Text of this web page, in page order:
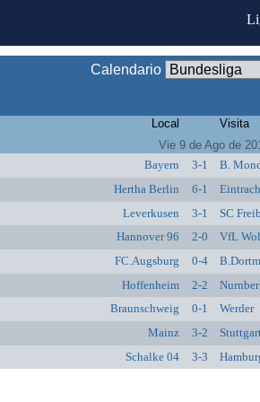
Calendario
Local Visita
Vie 9 de Ago de
Bayern
3-1 B.
Hertha Berlin
6-1
Leverkusen
3-1 SC
Hannover 96
2-0 VfL
FC.Augsburg
0-4
Hoffenheim
2-2
Braunschweig
0-1 Werder
Mainz
3-2
Schalke 04
3-3